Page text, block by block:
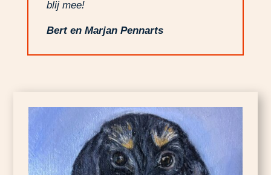
blij mee!
Bert en Marjan Pennarts